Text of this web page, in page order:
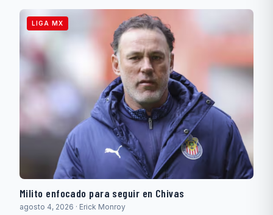
LIGA MX
Milito enfocado para seguir en Chivas
agosto 4, 2026 · Erick Monroy